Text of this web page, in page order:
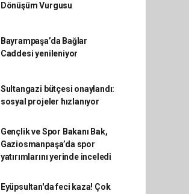
Dönüşüm Vurgusu
Bayrampaşa’da Bağlar
Caddesi yenileniyor
Sultangazi bütçesi onaylandı:
sosyal projeler hızlanıyor
Gençlik ve Spor Bakanı Bak,
Gaziosmanpaşa’da spor
yatırımlarını yerinde inceledi
Eyüpsultan'da feci kaza! Çok